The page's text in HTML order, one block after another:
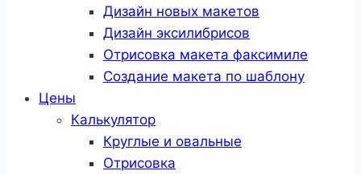
Дизайн новых макетов
Дизайн эксилибрисов
Отрисовка макета факсимиле
Создание макета по шаблону
Цены
Калькулятор
Круглые и овальные
Отрисовка